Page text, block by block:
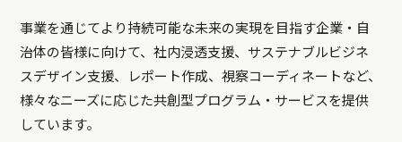
事業を通じてより持続可能な未来の実現を目指す企業・自
治体の皆様に向けて、社内浸透支援、サステナブルビジネ
スデザイン支援、レポート作成、視察コーディネートなど、
様々なニーズに応じた共創型プログラム・サービスを提供
しています。